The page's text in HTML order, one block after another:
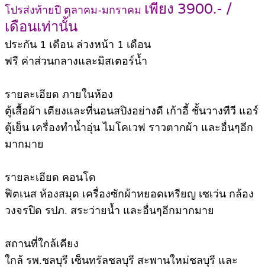
โปรส่งท้ายปี ตุลาคม-มกราคม เพียง 3900.- /
เดือนเท่านั้น
ประกัน 1 เดือน ล่วงหน้า 1 เดือน
ฟรี ค่าส่วนกลางและมิสเตอร์น้ำ
รายละเอียด ภายในห้อง
ตู้เสื้อผ้า เตียงและที่นอนสปิงอย่างดี เก้าอี้ ชั้นวางทีวี แอร์
ตู้เย็น เครื่องทำน้ำอุ่น ไมโคเวฟ ราวตากผ้า และอื่นๆอีก
มากมาย
รายละเอียด คอนโด
ฟิตเนส ห้องสมุด เครื่องซักผ้าหยอดเหรียญ เซเว่น กล้อง
วงจรปิด รปภ. สระว่ายน้ำ และอื่นๆอีกมากมาย
สถานที่ใกล้เคียง
ใกล้ รพ.ชลบุรี เซ็นทรัลชลบุรี สะพานใหม่ชลบุรี และ